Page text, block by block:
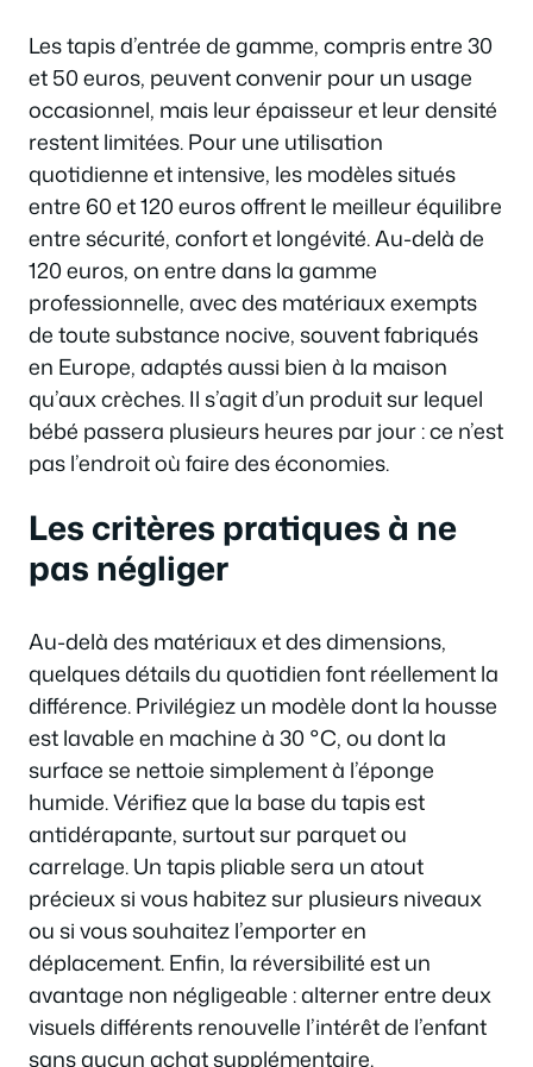
Les tapis d’entrée de gamme, compris entre 30
et 50 euros, peuvent convenir pour un usage
occasionnel, mais leur épaisseur et leur densité
restent limitées. Pour une utilisation
quotidienne et intensive, les modèles situés
entre 60 et 120 euros offrent le meilleur équilibre
entre sécurité, confort et longévité. Au-delà de
120 euros, on entre dans la gamme
professionnelle, avec des matériaux exempts
de toute substance nocive, souvent fabriqués
en Europe, adaptés aussi bien à la maison
qu’aux crèches. Il s’agit d’un produit sur lequel
bébé passera plusieurs heures par jour : ce n’est
pas l’endroit où faire des économies.
Les critères pratiques à ne
pas négliger
Au-delà des matériaux et des dimensions,
quelques détails du quotidien font réellement la
différence. Privilégiez un modèle dont la housse
est lavable en machine à 30 °C, ou dont la
surface se nettoie simplement à l’éponge
humide. Vérifiez que la base du tapis est
antidérapante, surtout sur parquet ou
carrelage. Un tapis pliable sera un atout
précieux si vous habitez sur plusieurs niveaux
ou si vous souhaitez l’emporter en
déplacement. Enfin, la réversibilité est un
avantage non négligeable : alterner entre deux
visuels différents renouvelle l’intérêt de l’enfant
sans aucun achat supplémentaire.